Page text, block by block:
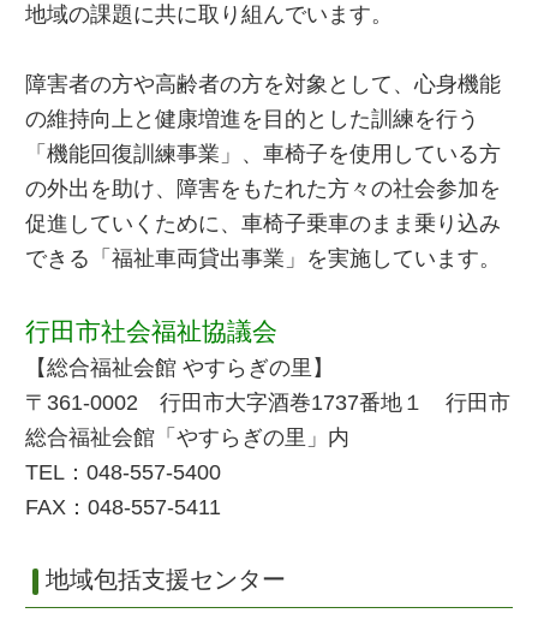
地域の課題に共に取り組んでいます。
障害者の方や高齢者の方を対象として、心身機能
の維持向上と健康増進を目的とした訓練を行う
「機能回復訓練事業」、車椅子を使用している方
の外出を助け、障害をもたれた方々の社会参加を
促進していくために、車椅子乗車のまま乗り込み
できる「福祉車両貸出事業」を実施しています。
行田市社会福祉協議会
【総合福祉会館 やすらぎの里】
〒361-0002 行田市大字酒巻1737番地１ 行田市
総合福祉会館「やすらぎの里」内
TEL：048-557-5400
FAX：048-557-5411
地域包括支援センター